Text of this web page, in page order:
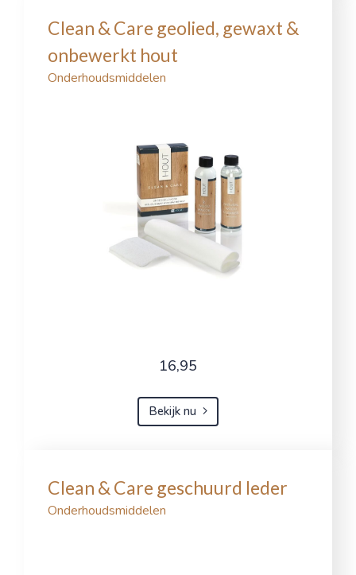
Clean & Care geolied, gewaxt &
onbewerkt hout
Onderhoudsmiddelen
16,95
Bekijk nu
Clean & Care geschuurd leder
Onderhoudsmiddelen